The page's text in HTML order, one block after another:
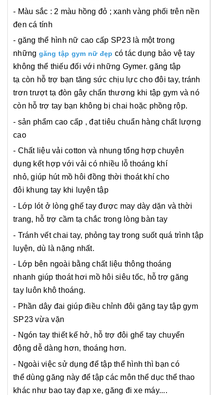
- Màu sắc : 2 màu hồng đỏ ; xanh vàng phối trên nền
đen cá tính
- găng thể hình nữ cao cấp SP23 là một trong
những găng tập gym nữ đẹp có tác dụng bảo vệ tay
không thể thiếu đối với những Gymer. găng tập
tạ còn hỗ trợ bạn tăng sức chịu lực cho đôi tay, tránh
trơn trượt tạ đòn gây chấn thương khi tập gym và nó
còn hỗ trợ tay bạn không bị chai hoặc phồng rộp.
- sản phẩm cao cấp , đạt tiêu chuẩn hàng chất lượng
cao
- Chất liệu vải cotton và nhung tổng hợp chuyên
dụng kết hợp với vải có nhiều lỗ thoáng khí
nhỏ, giúp hút mồ hôi đồng thời thoát khí cho
đôi khung tay khi luyện tập
- Lớp lót ở lòng ghế tay được may dày dặn và thời
trang, hỗ trợ cầm tạ chắc trong lòng bàn tay
- Tránh vết chai tay, phỏng tay trong suốt quá trình tập
luyện, dù là nặng nhất.
- Lớp bên ngoài bằng chất liệu thông thoáng
nhanh giúp thoát hơi mồ hôi siêu tốc, hỗ trợ găng
tay luôn khô thoáng.
- Phần dây đai giúp điều chỉnh đôi găng tay tập gym
SP23 vừa vặn
- Ngón tay thiết kế hở, hỗ trợ đôi ghế tay chuyển
động dễ dàng hơn, thoáng hơn.
- Ngoài việc sử dụng để tập thể hình thì bạn có
thể dùng găng này để tập các môn thể dục thể thao
khác như bao tay đạp xe, găng đi xe máy....